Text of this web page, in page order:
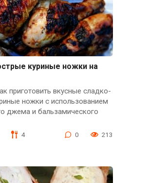
куриные ножки на
приготовить вкусные сладко-
ножки с использованием
джема и бальзамического
4 0 213